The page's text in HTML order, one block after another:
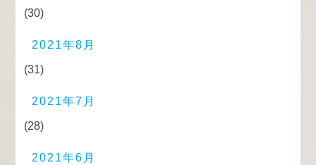
(30)
2021年8月
(31)
2021年7月
(28)
2021年6月